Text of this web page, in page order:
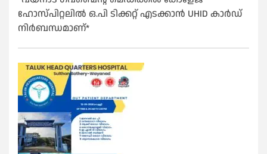
ഹോസ്പിറ്റലിൽ ഒ.പി ടിക്കറ്റ് എടക്കാൻ UHID കാർഡ്
നിർബന്ധമാണ്*